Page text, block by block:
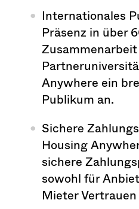
Internationales
Präsenz in über
Anywhere ein
Publikum an.
Sichere
Housing
sichere
sowohl für
Mieter